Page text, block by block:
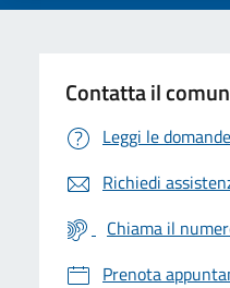
Contatta il
Leggi le
Richiedi
Chiama il
Prenota